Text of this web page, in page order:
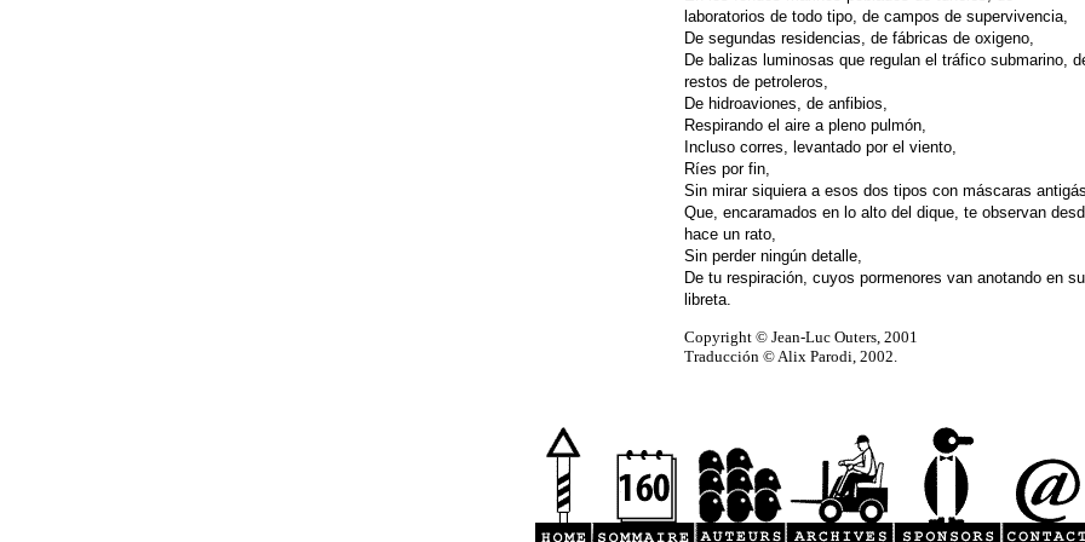
laboratorios de todo tipo, de campos de supervivencia,
De segundas residencias, de fábricas de oxigeno,
De balizas luminosas que regulan el tráfico submarino,
restos de petroleros,
De hidroaviones, de anfibios,
Respirando el aire a pleno pulmón,
Incluso corres, levantado por el viento,
Ríes por fin,
Sin mirar siquiera a esos dos tipos con máscaras antigás
Que, encaramados en lo alto del dique, te observan
hace un rato,
Sin perder ningún detalle,
De tu respiración, cuyos pormenores van anotando en su
libreta.
Copyright © Jean-Luc Outers, 2001
Traducción © Alix Parodi, 2002.